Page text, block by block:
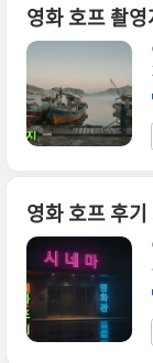
영화 호프 촬
영화 호프 후